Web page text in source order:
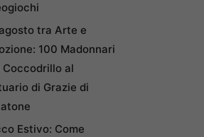
tra Arte e
100 Madonnari
Coccodrillo al
di Grazie di
Estivo: Come